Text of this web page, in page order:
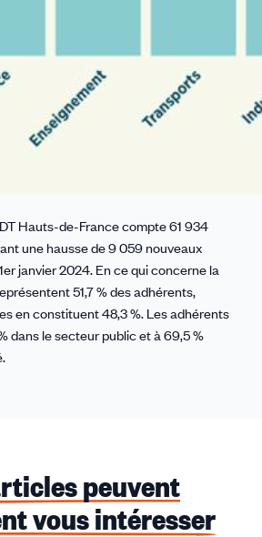
Hauts-de-France compte 61 934
une hausse de 9 059 nouveaux
janvier 2024. En ce qui concerne la
51,7 % des adhérents,
en constituent 48,3 %. Les adhérents
dans le secteur public et à 69,5 %
peuvent
vous intéresser